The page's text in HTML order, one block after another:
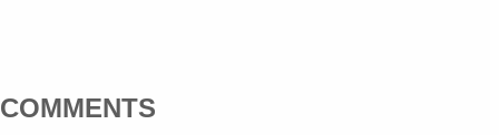
COMMENTS